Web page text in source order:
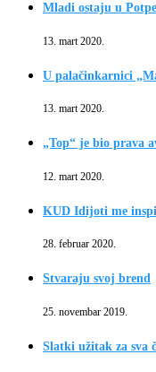
Mladi ostaju u
13. mart 2020.
U palačinkarnici
13. mart 2020.
„Top“ je bio prava
12. mart 2020.
KUD Idijoti me
28. februar 2020.
Stvaraju svoj brend
25. novembar 2019.
Slatki užitak za sva